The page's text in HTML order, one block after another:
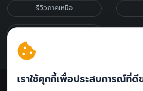
รีวิวภาคเหนือ
เราใช้คุกกี้เพื่อประสบการณ์ที่